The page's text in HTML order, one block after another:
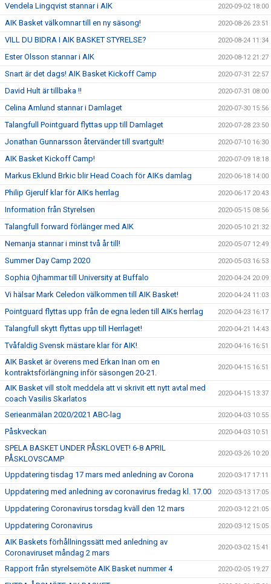
Vendela Lingqvist stannar i AIK 2020-09-02 18:00
AIK Basket välkomnar till en ny säsong! 2020-08-26 23:51
VILL DU BIDRA I AIK BASKET STYRELSE? 2020-08-24 11:34
Ester Olsson stannar i AIK 2020-08-12 21:27
Snart är det dags! AIK Basket Kickoff Camp 2020-07-31 22:57
David Hult är tillbaka !! 2020-07-31 08:00
Celina Arnlund stannar i Damlaget 2020-07-30 15:56
Talangfull Pointguard flyttas upp till Damlaget 2020-07-28 23:50
Jonathan Gunnarsson återvänder till svartgult! 2020-07-10 16:30
AIK Basket Kickoff Camp! 2020-07-09 18:18
Markus Eklund Brkic blir Head Coach för AIKs damlag 2020-06-18 14:00
Philip Gjerulf klar för AIKs herrlag 2020-06-17 20:43
Information från Styrelsen 2020-05-15 08:56
Talangfull forward förlänger med AIK 2020-05-10 21:32
Nemanja stannar i minst två år till! 2020-05-07 12:49
Summer Day Camp 2020 2020-05-03 16:53
Sophia Ojhammar till University at Buffalo 2020-04-24 20:09
Vi hälsar Mark Celedon välkommen till AIK Basket! 2020-04-24 11:03
Pointguard flyttas upp från de egna leden till AIKs herrlag 2020-04-23 16:17
Talangfull skytt flyttas upp till Herrlaget! 2020-04-21 14:43
Tvåfaldig Svensk mästare klar för AIK! 2020-04-16 16:51
AIK Basket är överens med Erkan Inan om en
kontraktsförlängning inför säsongen 20-21.
2020-04-15 16:51
AIK Basket vill stolt meddela att vi skrivit ett nytt avtal med
coach Vasilis Skarlatos
2020-04-15 13:37
Serieanmälan 2020/2021 ABC-lag 2020-04-03 10:55
Påskveckan 2020-04-03 10:51
SPELA BASKET UNDER PÅSKLOVET! 6-8 APRIL
PÅSKLOVSCAMP
2020-03-26 10:20
Uppdatering tisdag 17 mars med anledning av Corona 2020-03-17 17:11
Uppdatering med anledning av coronavirus fredag kl. 17.00 2020-03-13 17:05
Uppdatering Coronavirus torsdag kväll den 12 mars 2020-03-12 21:05
Uppdatering Coronavirus 2020-03-12 15:05
AIK Baskets förhållningssätt med anledning av
Coronaviruset måndag 2 mars
2020-03-02 15:41
Rapport från styrelsemöte AIK Basket nummer 4 2020-02-05 19:27